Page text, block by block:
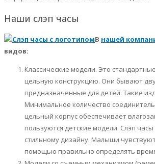
Наши слэп часы
В нашей
видов:
Классические модели. Это стандартные
цельную конструкцию. Они бывают
предназначенные для детей. Такие
Минимальное количество
цельный корпус обеспечивает
пользуются детские модели. Слэп часы
стильному дизайну. Малыши
помощью правильно определять